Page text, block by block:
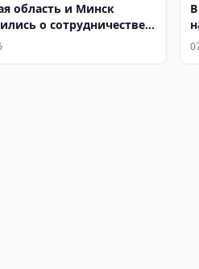
область и Минск
о сотрудничестве в